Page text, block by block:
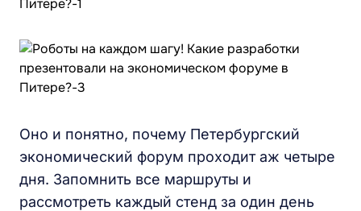
Оно и понятно, почему Петербургский
экономический форум проходит аж четыре
дня. Запомнить все маршруты и
рассмотреть каждый стенд за один день